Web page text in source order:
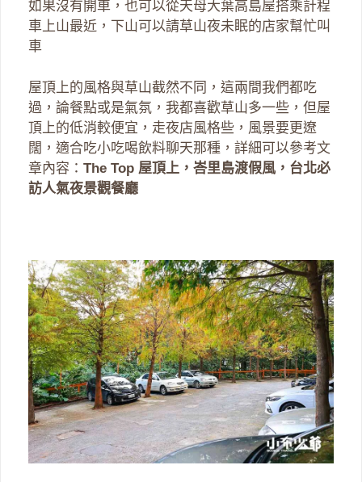
如果沒有開車，也可以從天母大葉高島屋搭乘計程
車上山最近，下山可以請草山夜未眠的店家幫忙叫
車
屋頂上的風格與草山截然不同，這兩間我們都吃
過，論餐點或是氣氛，我都喜歡草山多一些，但屋
頂上的低消較便宜，走夜店風格些，風景要更遼
闊，適合吃小吃喝飲料聊天那種，詳細可以參考文
章內容： The Top 屋頂上，峇里島渡假風，台北必
訪人氣夜景觀餐廳